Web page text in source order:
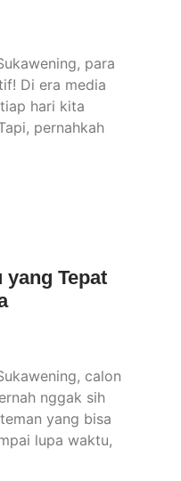
para
Di era media
hari kita
pernahkah
Tepat
calon
nggak sih
yang bisa
lupa waktu,